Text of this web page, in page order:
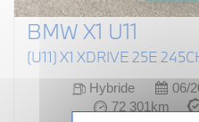
BMW X1 U11
(U11) X1 XDRIVE 25E
Hybride 06/
72 301km